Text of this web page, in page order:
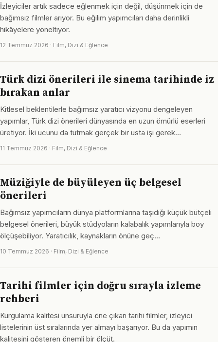
İzleyiciler artık sadece eğlenmek için değil, düşünmek için de
bağımsız filmler arıyor. Bu eğilim yapımcıları daha derinlikli
hikâyelere yöneltiyor.
12 Temmuz 2026 · Film, Dizi & Eğlence
Türk dizi önerileri ile sinema tarihinde iz
bırakan anlar
Kitlesel beklentilerle bağımsız yaratıcı vizyonu dengeleyen
yapımlar, Türk dizi önerileri dünyasında en uzun ömürlü eserleri
üretiyor. İki ucunu da tutmak gerçek bir usta işi gerek…
11 Temmuz 2026 · Film, Dizi & Eğlence
Müziğiyle de büyüleyen üç belgesel
önerileri
Bağımsız yapımcıların dünya platformlarına taşıdığı küçük bütçeli
belgesel önerileri, büyük stüdyoların kalabalık yapımlarıyla boy
ölçüşebiliyor. Yaratıcılık, kaynakların önüne geç…
10 Temmuz 2026 · Film, Dizi & Eğlence
Tarihi filmler için doğru sırayla izleme
rehberi
Kurgulama kalitesi unsuruyla öne çıkan tarihi filmler, izleyici
listelerinin üst sıralarında yer almayı başarıyor. Bu da yapımın
kalitesini gösteren önemli bir ölçüt.